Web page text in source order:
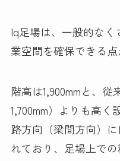
Iq足場は、一般的な
業空間を確保できる点
階高は1,900mmと、
1,700mm）よりも高
路方向（梁間方向）に
れており、足場上で